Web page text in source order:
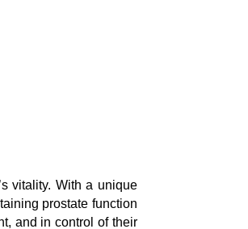
vitality. With a unique
prostate function
and in control of their